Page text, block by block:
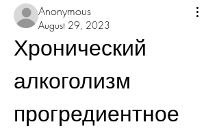
Anonymous
August 29, 2023
Хронический
алкоголизм
прогредиентное